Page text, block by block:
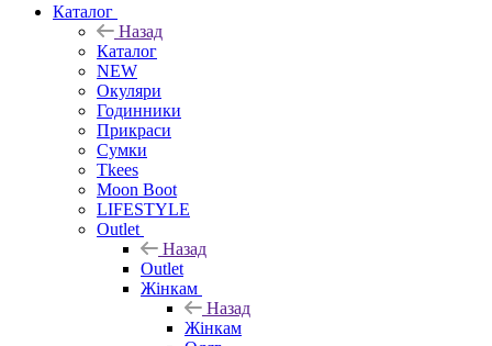
Каталог
Назад
Каталог
NEW
Окуляри
Годинники
Прикраси
Сумки
Tkees
Moon Boot
LIFESTYLE
Outlet
Назад
Outlet
Жінкам
Назад
Жінкам